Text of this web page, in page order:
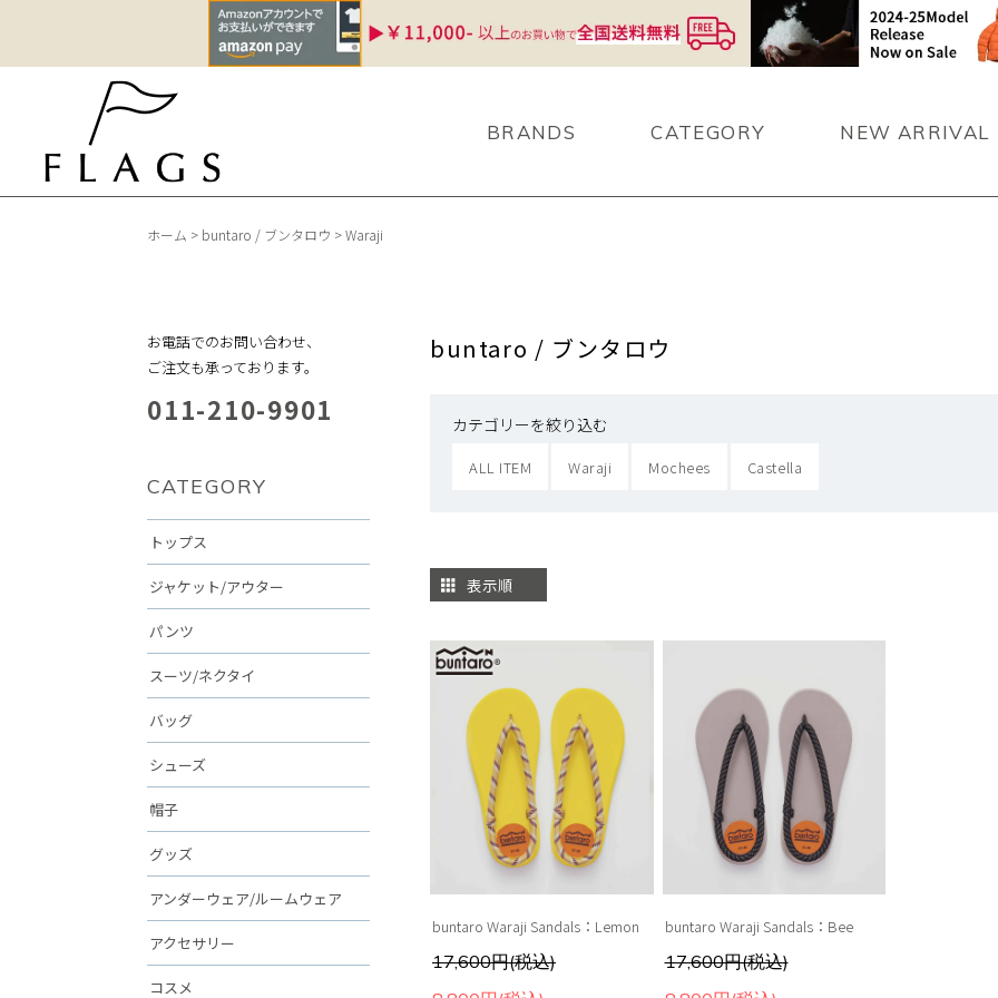
BRANDS CATEGORY NEW ARRIVAL
ホーム > buntaro / ブンタロウ >Waraji
buntaro / ブンタロウ
カテゴリーを絞り込む
ALL ITEM Waraji Mochees Castella
表示順
buntaro Waraji Sandals：Lemon
17,600円(税込)
buntaro Waraji Sandals：Bee
17,600円(税込)
お電話でのお問い合わせ、
ご注文も承っております。
011-210-9901
CATEGORY
トップス
ジャケット/アウター
パンツ
スーツ/ネクタイ
バッグ
シューズ
帽子
グッズ
アンダーウェア/ルームウェア
アクセサリー
コスメ